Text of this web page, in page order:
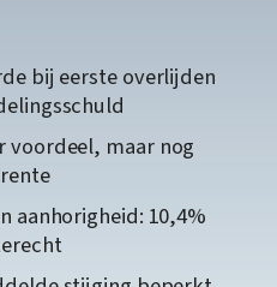
bij eerste overlijden
voordeel, maar nog
aanhorigheid: 10,4%